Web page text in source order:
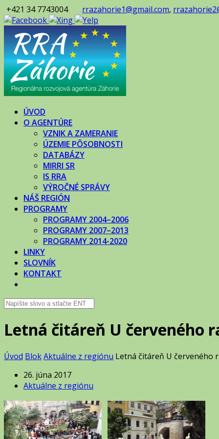
+421 34 7743004 rrazahorie1@gmail.com,
ÚVOD
O AGENTÚRE
VZNIK A ZAMERANIE
ÚZEMIE PÔSOBNOSTI
DATABÁZY
MIRRI SR
IS RRA
VÝROČNÉ SPRÁVY
NÁŠ REGIÓN
PROGRAMY
PROGRAMY 2004–2006
PROGRAMY 2007–2013
PROGRAMY 2014-2020
LINKY
SLOVNÍK
KONTAKT
Letná čitáreň U červeného
Úvod BlokAktuálne z regiónu Letná čitáreň U červeného
26. júna 2017
Aktuálne z regiónu